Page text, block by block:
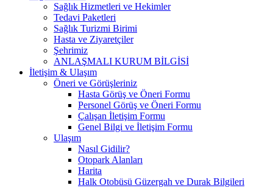
Sağlık Hizmetleri ve Hekimler
Tedavi Paketleri
Sağlık Turizmi Birimi
Hasta ve Ziyaretçiler
Şehrimiz
ANLAŞMALI KURUM BİLGİSİ
İletişim & Ulaşım
Öneri ve Görüşleriniz
Hasta Görüş ve Öneri Formu
Personel Görüş ve Öneri Formu
Çalışan İletişim Formu
Genel Bilgi ve İletişim Formu
Ulaşım
Nasıl Gidilir?
Otopark Alanları
Harita
Halk Otobüsü Güzergah ve Durak Bilgileri